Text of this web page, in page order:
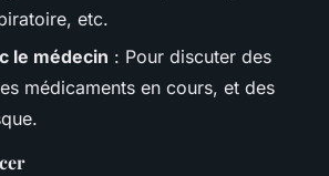
etc.
le médecin : Pour discuter des
médicaments en cours, et des